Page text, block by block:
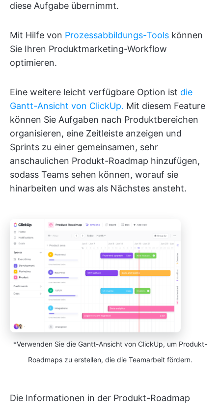
diese Aufgabe übernimmt.
Mit Hilfe von Prozessabbildungs-Tools können
Sie Ihren Produktmarketing-Workflow
optimieren.
Eine weitere leicht verfügbare Option ist die
Gantt-Ansicht von ClickUp. Mit diesem Feature
können Sie Aufgaben nach Produktbereichen
organisieren, eine Zeitleiste anzeigen und
Sprints zu einer gemeinsamen, sehr
anschaulichen Produkt-Roadmap hinzufügen,
sodass Teams sehen können, worauf sie
hinarbeiten und was als Nächstes ansteht.
*Verwenden Sie die Gantt-Ansicht von ClickUp, um Produkt-
Roadmaps zu erstellen, die die Teamarbeit fördern.
Die Informationen in der Produkt-Roadmap